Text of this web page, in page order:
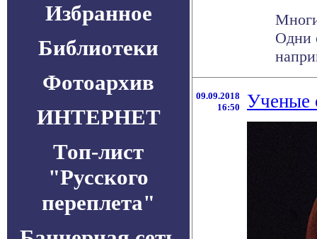
Избранное
Библиотеки
Фотоархив
ИНТЕРНЕТ
Топ-лист
"Русского
переплета"
Одни
09.09.2018
16:50
Ученые